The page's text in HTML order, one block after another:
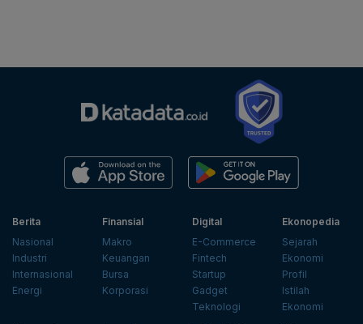
Berita
Nasional
Industri
Internasional
Energi
Finansial
Makro
Keuangan
Bursa
Korporasi
Digital
E-Commerce
Fintech
Startup
Gadget
Teknologi
Ekonopedia
Sejarah
Ekonomi
Profil
Istilah
Ekonomi